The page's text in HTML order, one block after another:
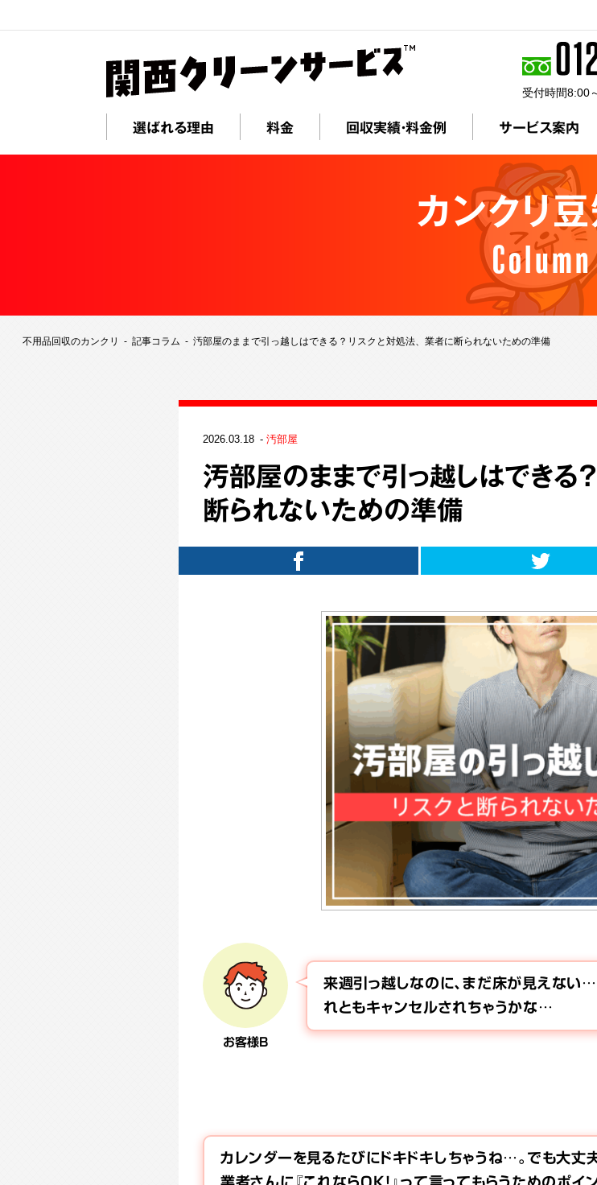
受付時間8:00
選ばれる理由 料金 回収実績・料金例 サービス案内
カンクリ
Column
不用品回収のカンクリ 記事コラム 汚部屋のままで引っ越しはできる？リスクと対処法、業者に断られないための準備
2026.03.18 汚部屋
汚部屋のままで引っ越しはできる
断られないための準備
お客様B
来週引っ越しなのに、まだ床が見えない
れともキャンセルされちゃうかな…
カレンダーを見るたびにドキドキしちゃうね…。でも大丈夫